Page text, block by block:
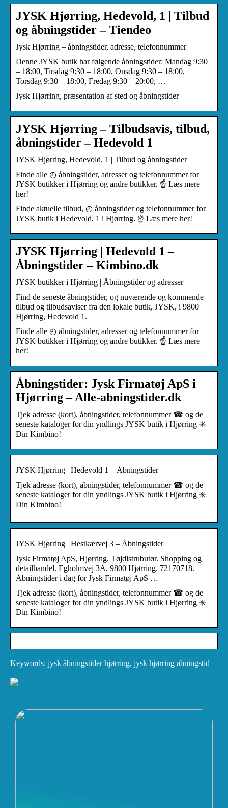
JYSK Hjørring, Hedevold, 1 | Tilbud
og åbningstider – Tiendeo
Jysk Hjørring – åbningstider, adresse, telefonnummer
Denne JYSK butik har følgende åbningstider: Mandag 9:30
– 18:00, Tirsdag 9:30 – 18:00, Onsdag 9:30 – 18:00,
Torsdag 9:30 – 18:00, Fredag 9:30 – 20:00, …
Jysk Hjørring, præsentation af sted og åbningstider
JYSK Hjørring – Tilbudsavis, tilbud,
åbningstider – Hedevold 1
JYSK Hjørring, Hedevold, 1 | Tilbud og åbningstider
Finde alle ◴ åbningstider, adresser og telefonnummer for
JYSK butikker i Hjørring og andre butikker. ☝ Læs mere
her!
Finde aktuelle tilbud, ◴ åbningstider og telefonnummer for
JYSK butik i Hedevold, 1 i Hjørring. ☝ Læs mere her!
JYSK Hjørring | Hedevold 1 –
Åbningstider – Kimbino.dk
JYSK butikker i Hjørring | Åbningstider og adresser
Find de seneste åbningstider, og nuværende og kommende
tilbud og tilbudsaviser fra den lokale butik, JYSK, i 9800
Hjørring, Hedevold 1.
Finde alle ◴ åbningstider, adresser og telefonnummer for
JYSK butikker i Hjørring og andre butikker. ☝ Læs mere
her!
Åbningstider: Jysk Firmatøj ApS i
Hjørring – Alle-abningstider.dk
Tjek adresse (kort), åbningstider, telefonnummer ☎ og de
seneste kataloger for din yndlings JYSK butik i Hjørring ✳️
Din Kimbino!
JYSK Hjørring | Hedevold 1 – Åbningstider
Tjek adresse (kort), åbningstider, telefonnummer ☎ og de
seneste kataloger for din yndlings JYSK butik i Hjørring ✳️
Din Kimbino!
JYSK Hjørring | Hestkærvej 3 – Åbningstider
Jysk Firmatøj ApS, Hjørring. Tøjdistrubutør. Shopping og
detailhandel. Egholmvej 3A, 9800 Hjørring. 72170718.
Åbningstider i dag for Jysk Firmatøj ApS …
Tjek adresse (kort), åbningstider, telefonnummer ☎ og de
seneste kataloger for din yndlings JYSK butik i Hjørring ✳️
Din Kimbino!
Keywords: jysk åbningstider hjørring, jysk hjørring åbningstid